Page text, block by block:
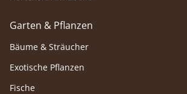
Garten & Pflanzen
Bäume & Sträucher
Exotische Pflanzen
Fische